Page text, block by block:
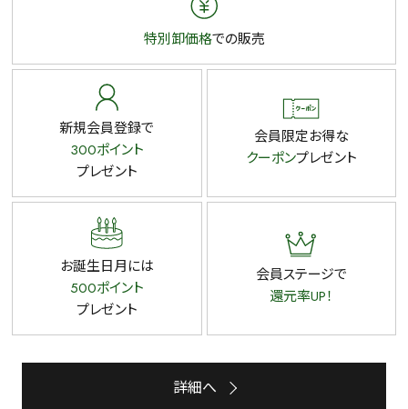
特別卸価格での販売
新規会員登録で
300ポイント
プレゼント
会員限定お得な
クーポンプレゼント
お誕生日月には
500ポイント
プレゼント
会員ステージで
還元率UP！
詳細へ